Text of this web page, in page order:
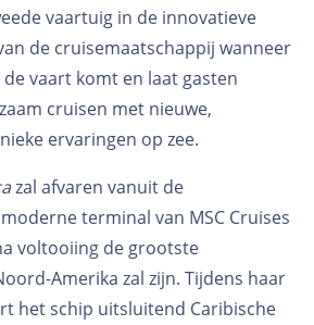
vaartuig in de innovatieve
de cruisemaatschappij wanneer
vaart komt en laat gasten
cruisen met nieuwe,
ervaringen op zee.
zal afvaren vanuit de
terminal van MSC Cruises
voltooiing de grootste
Amerika zal zijn. Tijdens haar
het schip uitsluitend Caribische